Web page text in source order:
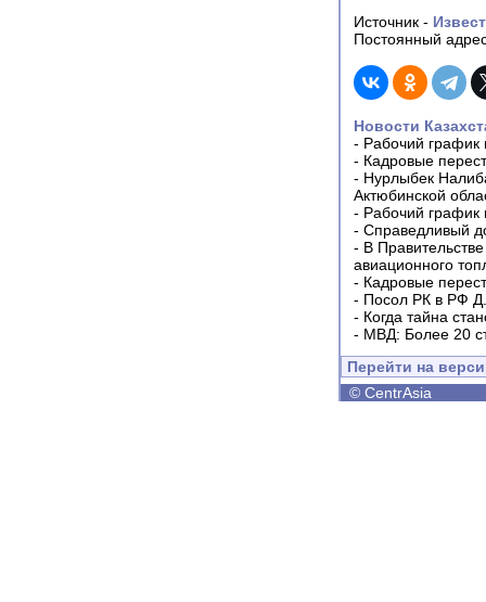
Источник -
Постоянный
Новости
- Рабочий график
- Кадровые
- Нурлыбек
Актюбинской
- Рабочий график
- Справедливый
- В
авиационного
- Кадровые
- Посол РК в РФ
- Когда тайна
- МВД: Более 20
Перейти на
© CentrAsia